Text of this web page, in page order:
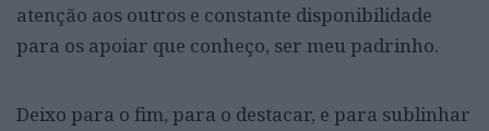
atenção aos outros e constante disponibilidade
para os apoiar que conheço, ser meu padrinho.
Deixo para o fim, para o destacar, e para sublinhar